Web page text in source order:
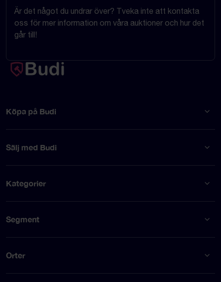
Är det något du undrar över? Tveka inte att kontakta
oss för mer information om våra auktioner och hur det
går till!
Köpa på Budi
Sälj med Budi
Kategorier
Segment
Orter